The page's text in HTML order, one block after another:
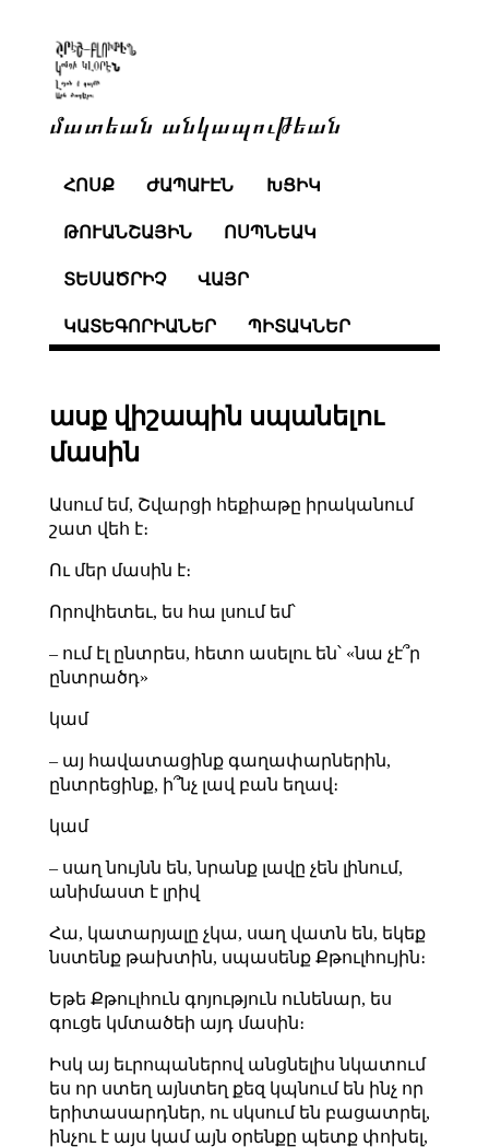
մատեան անկապութեան
ՀՈՍՔ ԺԱՊԱՒԷՆ ԽՑԻԿ
ԹՈՒԱՆՇԱՅԻՆ ՈՍՊՆԵԱԿ
ՏԵՍԱԾՐԻՉ ՎԱՅՐ
ԿԱՏԵԳՈՐԻԱՆԵՐ ՊԻՏԱԿՆԵՐ
ասք վիշապին սպանելու
մասին
Ասում եմ, Շվարցի հեքիաթը իրականում
շատ վեհ է։
Ու մեր մասին է։
Որովհետեւ, ես հա լսում եմ՝
– ում էլ ընտրես, հետո ասելու են՝ «նա չէ՞ր
ընտրածդ»
կամ
– այ հավատացինք գաղափարներին,
ընտրեցինք, ի՞նչ լավ բան եղավ։
կամ
– սաղ նույնն են, նրանք լավը չեն լինում,
անիմաստ է լրիվ
Հա, կատարյալը չկա, սաղ վատն են, եկեք
նստենք թախտին, սպասենք Քթուլհույին։
Եթե Քթուլհուն գոյություն ունենար, ես
գուցե կմտածեի այդ մասին։
Իսկ այ եւրոպաներով անցնելիս նկատում
ես որ ստեղ այնտեղ քեզ կպնում են ինչ որ
երիտասարդներ, ու սկսում են բացատրել,
ինչու է այս կամ այն օրենքը պետք փոխել,